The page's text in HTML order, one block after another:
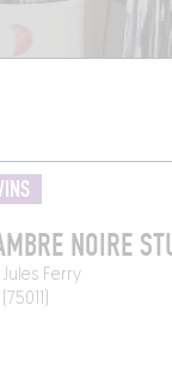
NOIRE
Ferry